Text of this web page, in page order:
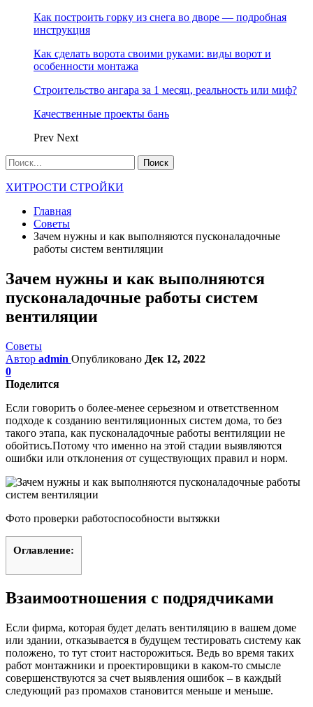
Как построить горку из снега во дворе — подробная
инструкция
Как сделать ворота своими руками: виды ворот и
особенности монтажа
Строительство ангара за 1 месяц, реальность или миф?
Качественные проекты бань
Prev Next
ХИТРОСТИ СТРОЙКИ
Главная
Советы
Зачем нужны и как выполняются пусконаладочные
работы систем вентиляции
Зачем нужны и как выполняются
пусконаладочные работы систем
вентиляции
Советы
Автор admin Опубликовано Дек 12, 2022
0
Поделится
Если говорить о более-менее серьезном и ответственном
подходе к созданию вентиляционных систем дома, то без
такого этапа, как пусконаладочные работы вентиляции не
обойтись.Потому что именно на этой стадии выявляются
ошибки или отклонения от существующих правил и норм.
Фото проверки работоспособности вытяжки
Оглавление:
Взаимоотношения с подрядчиками
Если фирма, которая будет делать вентиляцию в вашем доме
или здании, отказывается в будущем тестировать систему как
положено, то тут стоит насторожиться. Ведь во время таких
работ монтажники и проектировщики в каком-то смысле
совершенствуются за счет выявления ошибок – в каждый
следующий раз промахов становится меньше и меньше.